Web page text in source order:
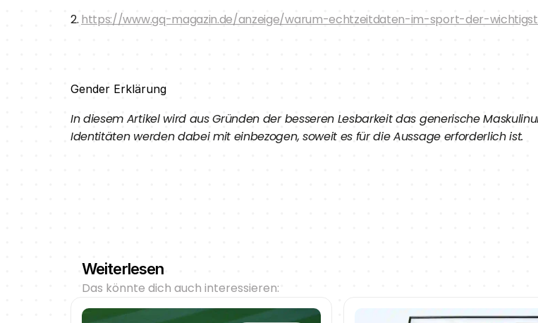
2. https://www.gq-magazin.de/anzeige/warum-echtzeitdaten-im-sport-der-
Gender Erklärung
In diesem Artikel wird aus Gründen der besseren Lesbarkeit das generische
Identitäten werden dabei mit einbezogen, soweit es für die Aussage erforderlich ist.
Weiterlesen
Das könnte dich auch interessieren: